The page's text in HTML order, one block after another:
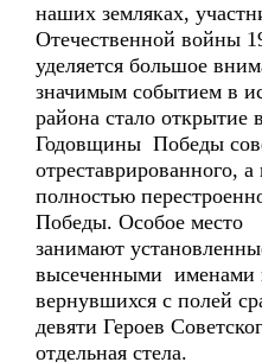
наших земляках,
Отечественной войны
уделяется большое
значимым событием в
района стало открытие
Годовщины Победы
отреставрированного,
полностью
Победы. Особое
занимают
высеченными именами
вернувшихся с полей
девяти Героев
отдельная стела.